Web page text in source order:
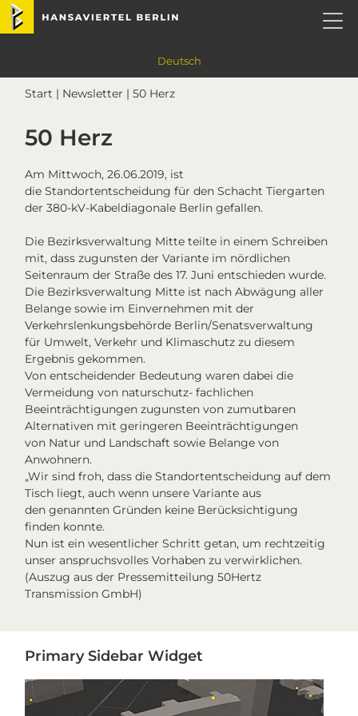
Skip
Skip
Skip
Skip
Deutsch
Start | Newsletter | 50 Herz
50 Herz
Am Mittwoch, 26.06.2019, ist
die Standortentscheidung für den Schacht Tiergarten
der 380-kV-Kabeldiagonale Berlin gefallen.
Die Bezirksverwaltung Mitte teilte in einem Schreiben
mit, dass zugunsten der Variante im nördlichen
Seitenraum der Straße des 17. Juni entschieden wurde.
Die Bezirksverwaltung Mitte ist nach Abwägung aller
Belange sowie im Einvernehmen mit der
Verkehrslenkungsbehörde Berlin/Senatsverwaltung
für Umwelt, Verkehr und Klimaschutz zu diesem
Ergebnis gekommen.
Von entscheidender Bedeutung waren dabei die
Vermeidung von naturschutz- fachlichen
Beeinträchtigungen zugunsten von zumutbaren
Alternativen mit geringeren Beeinträchtigungen
von Natur und Landschaft sowie Belange von
Anwohnern.
„Wir sind froh, dass die Standortentscheidung auf dem
Tisch liegt, auch wenn unsere Variante aus
den genannten Gründen keine Berücksichtigung
finden konnte.
Nun ist ein wesentlicher Schritt getan, um rechtzeitig
unser anspruchsvolles Vorhaben zu verwirklichen.
(Auszug aus der Pressemitteilung 50Hertz
Transmission GmbH)
Sidebar
Primary Sidebar Widget